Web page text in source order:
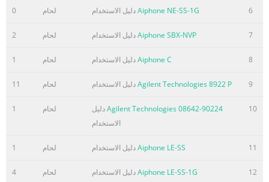
6
Aiphone NE-SS-1Gدليل الاستخدام لحام 0
7
Aiphone SBX-NVPدليل الاستخدام لحام 2
8
Aiphone Cدليل الاستخدام لحام 1
9
Agilent Technologies 8922 Pدليل الاستخدام لحام 11
10
Agilent Technologies 08642-90224دليل
الاستخدام
لحام 1
11
Aiphone LE-SSدليل الاستخدام لحام 1
12
Aiphone LE-SS-1Gدليل الاستخدام لحام 4